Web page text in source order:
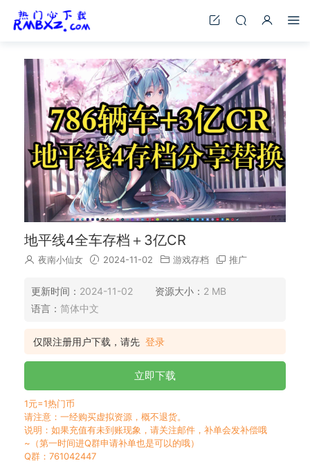
地平线4全车存档＋3亿CR
夜南小仙女 2024-11-02 游戏存档 推广
更新时间： 2024-11-02 资源大小： 2 MB
语言： 简体中文
仅限注册用户下载，请先 登录
立即下载
1元=1热门币
请注意：一经购买虚拟资源，概不退货。
说明：如果充值有未到账现象，请关注邮件，补单会发补偿哦
~（第一时间进Q群申请补单也是可以的哦）
Q群：761042447